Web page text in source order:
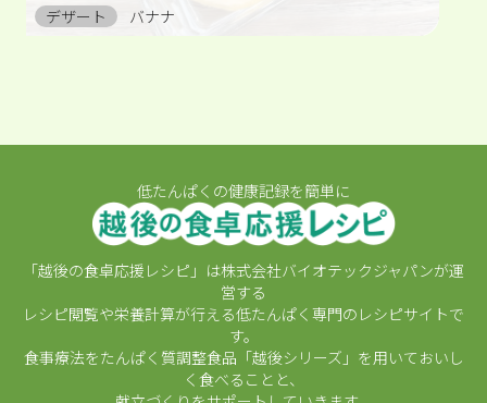
デザート バナナ
低たんぱくの健康記録を簡単に
「越後の食卓応援レシピ」は株式会社バイオテックジャパンが運
営する
レシピ閲覧や栄養計算が行える低たんぱく専門のレシピサイトで
す。
食事療法をたんぱく質調整食品「越後シリーズ」を用いておいし
く食べることと、